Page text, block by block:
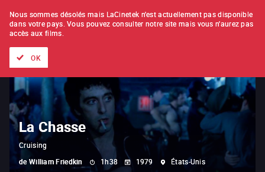
À L'UNITÉ ABONNEMENT
La Chasse
Cruising
de William Friedkin 1h38 1979 États-Unis
Nous sommes désolés mais LaCinetek n'est actuellement pas disponible
dans votre pays. Vous pouvez consulter notre site mais vous n'aurez pas
accès aux films.
OK